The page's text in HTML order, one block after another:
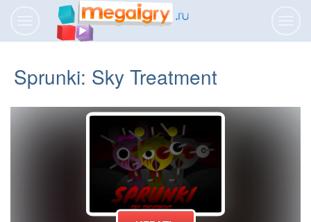
Переключить
навигацию
Sprunki: Sky Treatment